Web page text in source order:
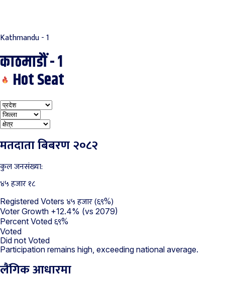
Kathmandu - 1
काठमाडौं - १
Hot Seat
मतदाता बिबरण २०८२
कुल जनसंख्या:
४५ हजार १८
Registered Voters ४५ हजार (६९%)
Voter Growth +12.4% (vs 2079)
Percent Voted ६९%
Voted
Did not Voted
Participation remains high, exceeding national average.
लैंगिक आधारमा